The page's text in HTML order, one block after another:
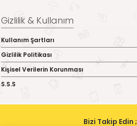
Gizlilik & Kullanım
Kullanım Şartları
Gizlilik Politikası
Kişisel Verilerin Korunması
S.S.S
Bizi Takip Edin ;